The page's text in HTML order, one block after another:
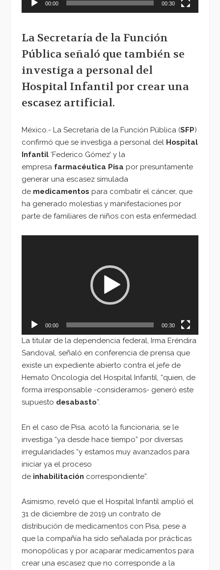
00:00 00:30
La Secretaría de la Función
Pública señaló que también se
investiga a personal del
Hospital Infantil por crear una
escasez artificial.
México.- La Secretaría de la Función Pública (SFP)
confirmó que se investiga a personal del Hospital
Infantil ‘Federico Gómez’ y la
empresa farmacéutica Pisa por presuntamente
generar una escasez simulada
de medicamentos para combatir el cáncer, que
ha generado molestias y manifestaciones por
parte de familiares de niños con esta enfermedad.
00:00 00:30
La titular de la dependencia federal, Irma Eréndira
Sandoval, señaló en conferencia de prensa que
existe un expediente abierto contra el jefe de
Hemato Oncología del Hospital Infantil, “quien, de
forma irresponsable -consideramos- generó este
supuesto desabasto”.
En el caso de Pisa, acotó la funcionaria, se le
investiga “ya desde hace tiempo” por diversas
irregularidades “y estamos muy avanzados para
iniciar ya el proceso
de inhabilitación correspondiente”.
Asimismo, reveló que el Hospital Infantil amplió el
31 de diciembre de 2019 un contrato de
distribución de medicamentos con Pisa, pese a
que la compañía ha sido señalada por prácticas
monopólicas y por acaparar medicamentos para
crear una escasez que no corresponde a la